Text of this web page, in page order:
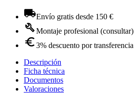
Envío gratis desde 150 €
Montaje profesional (consultar)
3% descuento por transferencia
Descripción
Ficha técnica
Documentos
Valoraciones